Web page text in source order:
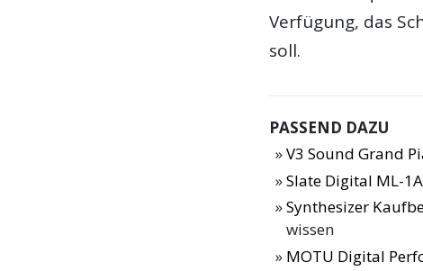
Verfügung, das
soll.
PASSEND DAZU
V3 Sound Grand
Slate Digital ML-
Synthesizer
wissen
MOTU Digital